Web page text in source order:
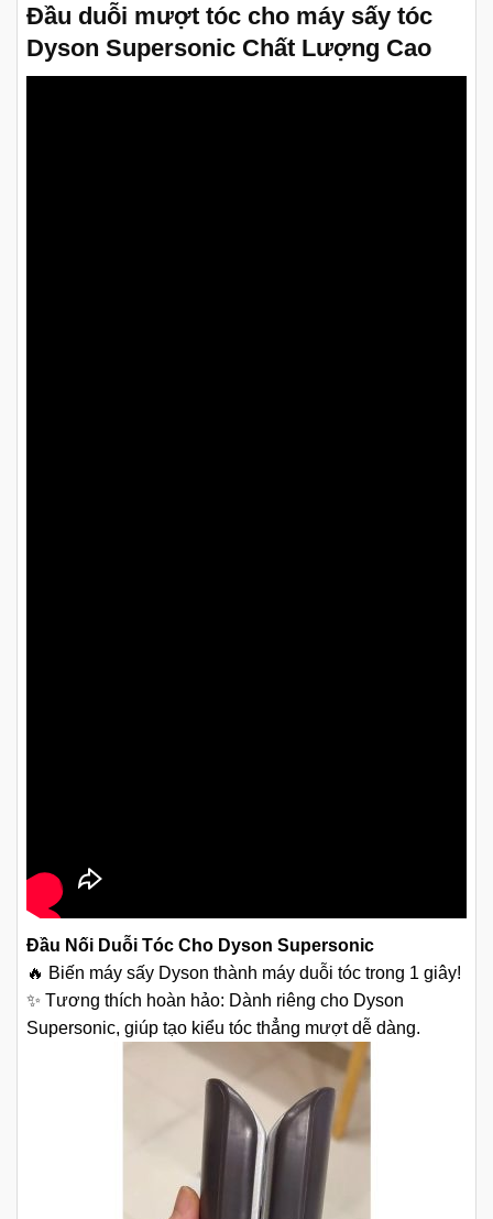
Đầu duỗi mượt tóc cho máy sấy tóc
Dyson Supersonic Chất Lượng Cao
Đầu Nối Duỗi Tóc Cho Dyson Supersonic
🔥 Biến máy sấy Dyson thành máy duỗi tóc trong 1 giây!
✨ Tương thích hoàn hảo: Dành riêng cho Dyson
Supersonic, giúp tạo kiểu tóc thẳng mượt dễ dàng.